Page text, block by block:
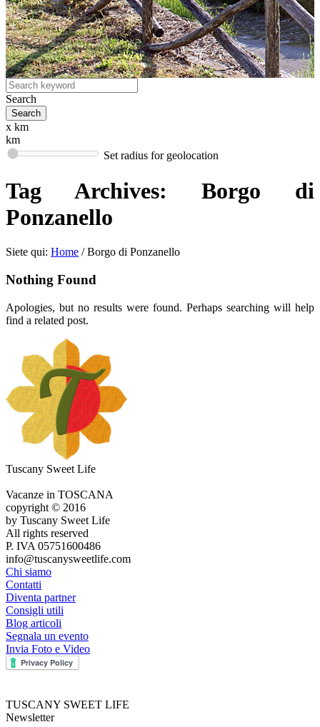
Search
x km
km
Set radius for geolocation
Tag Archives: Borgo di
Ponzanello
Siete qui: Home / Borgo di Ponzanello
Nothing Found
Apologies, but no results were found. Perhaps searching will help
find a related post.
Tuscany Sweet Life
Vacanze in TOSCANA
copyright © 2016
by Tuscany Sweet Life
All rights reserved
P. IVA 05751600486
info@tuscanysweetlife.com
Chi siamo
Contatti
Diventa partner
Consigli utili
Blog articoli
Segnala un evento
Invia Foto e Video
TUSCANY SWEET LIFE
Newsletter